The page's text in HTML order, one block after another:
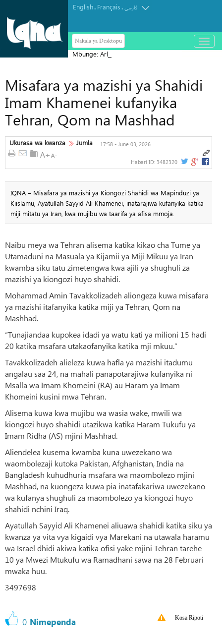
English. Français.فارسی
Nakala ya Desktopu
باز
و
Mbunge: Arbaeen ni kielelezo cha
Misafara ya mazishi ya Shahidi
Imam Khamenei kufanyika
Tehran, Qom na Mashhad
Ukurasa wa kwanza Jumla 17:58 - June 03, 2026
Habari ID: 3482320
IQNA – Misafara ya mazishi ya Kiongozi Shahidi wa Mapinduzi ya
Kiislamu, Ayatullah Sayyid Ali Khamenei, inatarajiwa kufanyika katika
miji mitatu ya Iran, kwa mujibu wa taarifa ya afisa mmoja.
Naibu meya wa Tehran alisema katika kikao cha Tume ya
Utamaduni na Masuala ya Kijamii ya Miji Mikuu ya Iran
kwamba siku tatu zimetengwa kwa ajili ya shughuli za
mazishi ya kiongozi huyo shahidi.
Mohammad Amin Tavakkolizadeh aliongeza kuwa misafara
ya mazishi itafanyika katika miji ya Tehran, Qom na
Mashhad.
“Tunajiandaa kupokea idadi ya watu kati ya milioni 15 hadi
20 katika msafara utakaofanyika katika mji mkuu.”
Tavakkolizadeh alieleza kuwa hafla ya mazishi itadumu
angalau saa 24, na mahali panapotarajiwa kufanyika ni
Msalla wa Imam Khomeini (RA) au Haram ya Imam
Khomeini kusini mwa Tehran.
Alisema kuwa kwa mujibu wa wasia wake, mwili wa
kiongozi huyo shahidi utazikwa katika Haram Tukufu ya
Imam Ridha (AS) mjini Mashhad.
Aliendelea kusema kwamba kuna uwezekano wa
waombolezaji kutoka Pakistan, Afghanistan, India na
Bangladesh kuhudhuria msafara wa maombolezo mjini
Mashhad, na kuongeza kuwa pia inatafakariwa uwezekano
wa kufanya shughuli za maombolezo ya kiongozi huyo
shahidi nchini Iraq.
Ayatullah Sayyid Ali Khamenei aliuawa shahidi katika siku ya
kwanza ya vita vya kigaidi vya Marekani na utawala haramu
wa Israel dhidi akiwa katika ofisi yake mjini Tehran tarehe
10 ya Mwezi Mtukufu wa Ramadhani sawa na 28 Februari
mwaka huu.
3497698
0 Nimependa Kosa Ripoti